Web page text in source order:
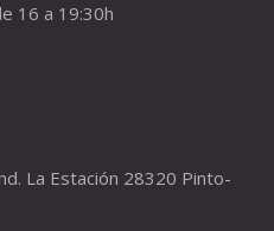
16 a 19:30h
La Estación 28320 Pinto-